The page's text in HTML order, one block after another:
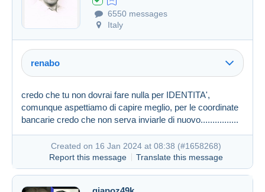
Created on 16 Jan 2024 at 07:58
6550 messages
Italy
renabo
credo che tu non dovrai fare nulla per IDENTITA',
comunque aspettiamo di capire meglio, per le coordinate
bancarie credo che non serva inviarle di nuovo................
Created on 16 Jan 2024 at 08:38 (#1658268)
Report this message
Translate this message